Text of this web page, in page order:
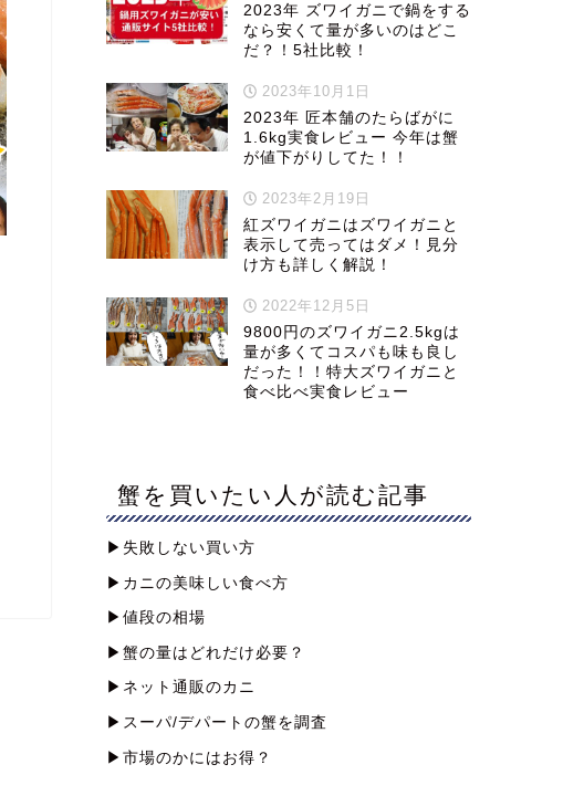
2023年 ズワイガニで鍋をする
なら安くて量が多いのはどこ
だ？！5社比較！
2023年10月1日
2023年 匠本舗のたらばがに
1.6kg実食レビュー 今年は蟹
が値下がりしてた！！
2023年2月19日
紅ズワイガニはズワイガニと
表示して売ってはダメ！見分
け方も詳しく解説！
2022年12月5日
9800円のズワイガニ2.5kgは
量が多くてコスパも味も良し
だった！！特大ズワイガニと
食べ比べ実食レビュー
蟹を買いたい人が読む記事
▶︎失敗しない買い方
▶︎カニの美味しい食べ方
▶︎値段の相場
▶︎蟹の量はどれだけ必要？
▶︎ネット通販のカニ
▶︎スーパ/デパートの蟹を調査
▶︎市場のかにはお得？